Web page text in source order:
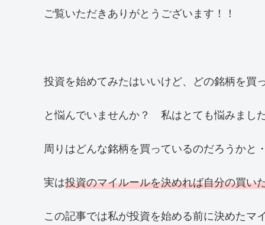
ご覧いただきありがとうございます！！
投資を始めてみたはいいけど、どの銘柄を買
と悩んでいませんか？ 私はとても悩みまし
周りはどんな銘柄を買っているのだろうかと
実は投資のマイルールを決めれば自分の買い
この記事では私が投資を始める前に決めたマ